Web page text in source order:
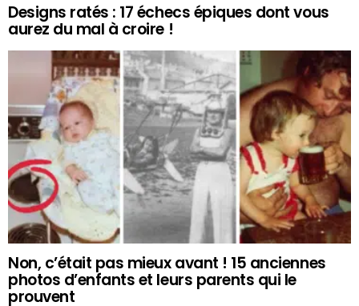
Designs ratés : 17 échecs épiques dont vous
aurez du mal à croire !
Non, c’était pas mieux avant ! 15 anciennes
photos d’enfants et leurs parents qui le
prouvent